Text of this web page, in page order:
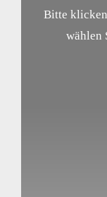
Bitte
wählen